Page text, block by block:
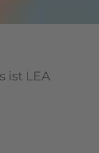
ist LEA